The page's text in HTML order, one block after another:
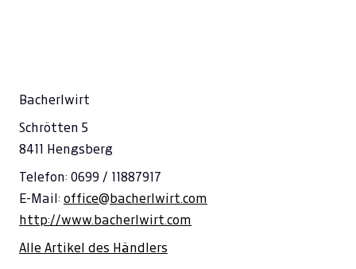
Bacherlwirt
Schrötten 5
8411 Hengsberg
Telefon: 0699 / 11887917
E-Mail: office@bacherlwirt.com
http://www.bacherlwirt.com
Alle Artikel des Händlers